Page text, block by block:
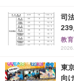
司
教
東
向